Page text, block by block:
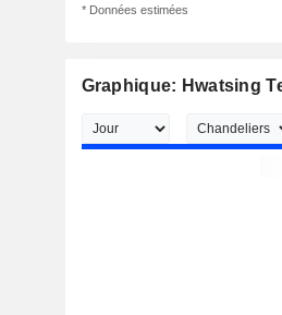
* Données estimées
Graphique: Hwatsing